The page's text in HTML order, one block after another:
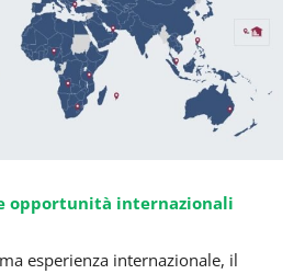
opportunità internazionali
esperienza internazionale, il